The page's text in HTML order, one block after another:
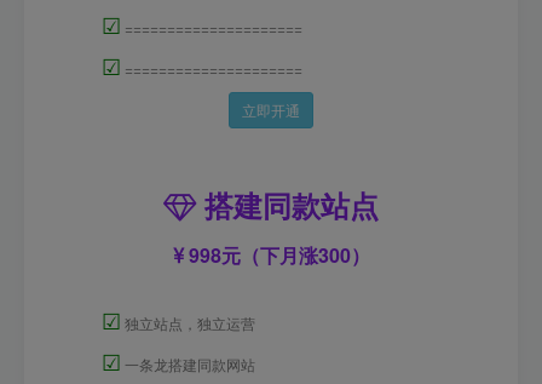
☑ =====================
☑ =====================
立即开通
搭建同款站点
998元（下月涨300）
☑ 独立站点，独立运营
☑ 一条龙搭建同款网站